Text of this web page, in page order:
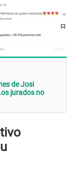
de Josi
jurados no